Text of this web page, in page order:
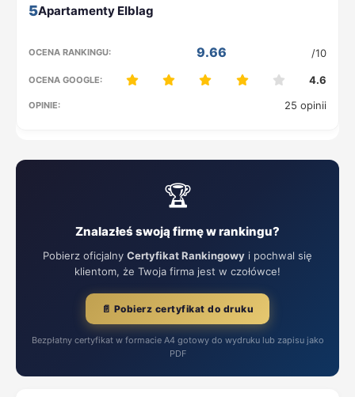
5
9.66 /10
4.6
25 opinii
🏆
Znalazłeś swoją firmę w rankingu?
Pobierz oficjalny Certyfikat Rankingowy i pochwal się
klientom, że Twoja firma jest w czołówce!
📄 Pobierz certyfikat do druku
Bezpłatny certyfikat w formacie A4 gotowy do wydruku lub zapisu jako
PDF